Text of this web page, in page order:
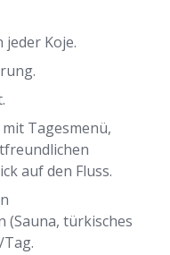
jeder Koje.
Tagesmenü,
auf den Fluss.
(Sauna, türkisches